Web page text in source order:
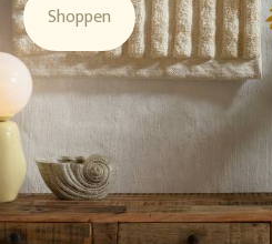
Shoppen